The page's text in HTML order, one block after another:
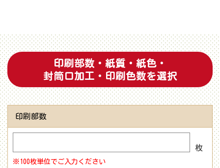
印刷部数・紙質・紙色・
封筒口加工・印刷色数を選択
印刷部数
枚
※100枚単位でご入力ください